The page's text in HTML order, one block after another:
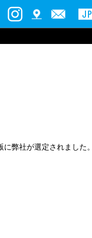
JP
弊社が選定されました。